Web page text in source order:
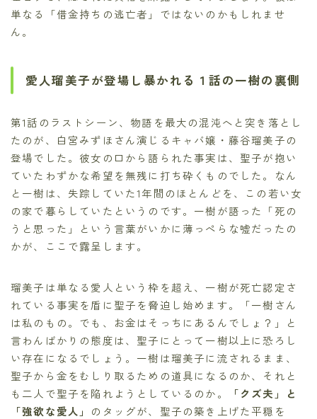
単なる「借金持ちの逃亡者」ではないのかもしれませ
ん。
愛人瑠美子が登場し暴かれる１話の一樹の裏側
第1話のラストシーン、物語を最大の混沌へと突き落とし
たのが、白宮みずほさん演じるキャバ嬢・藤谷瑠美子の
登場でした。彼女の口から語られた事実は、聖子が抱い
ていたわずかな希望を無残に打ち砕くものでした。なん
と一樹は、失踪していた1年間のほとんどを、この若い女
の家で暮らしていたというのです。一樹が語った「死の
うと思った」という言葉がいかに薄っぺらな嘘だったの
かが、ここで露呈します。
瑠美子は単なる愛人という枠を超え、一樹が死亡認定さ
れている事実を盾に聖子を脅迫し始めます。「一樹さん
は私のもの。でも、お金はそっちにあるんでしょ？」と
言わんばかりの態度は、聖子にとって一樹以上に恐ろし
い存在になるでしょう。一樹は瑠美子に流されるまま、
聖子から金をむしり取るための道具になるのか、それと
も二人で聖子を陥れようとしているのか。
「クズ夫」と
「強欲な愛人」 のタッグが、聖子の築き上げた平穏を